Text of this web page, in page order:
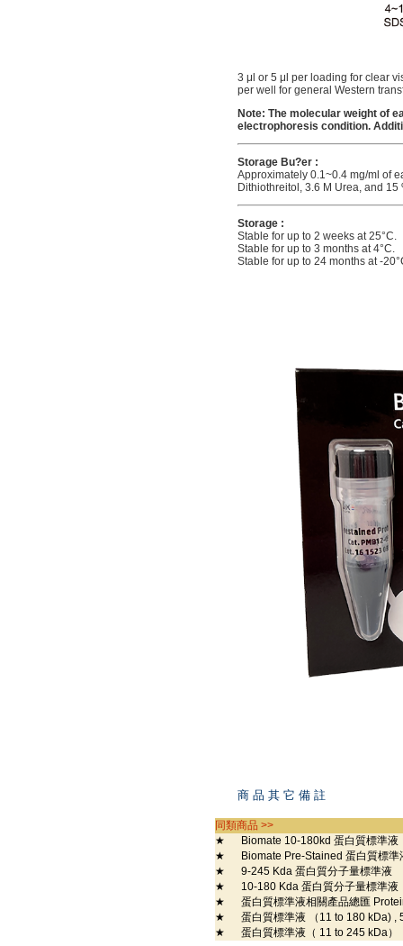
3 μl or 5 μl per loading for clear
per well for general Western
Note: The molecular weight of
electrophoresis condition.
Storage Bu?er :
Approximately 0.1~0.4 mg/ml of
Dithiothreitol, 3.6 M Urea, and 15
Storage :
Stable for up to 2 weeks at 25°C.
Stable for up to 3 months at 4°C.
Stable for up to 24 months at -
商 品 其 它 備 註
同類商品 >>
★
Biomate 10-180kd 蛋白質標準液
★
Biomate Pre-Stained 蛋白質標準
★
9-245 Kda 蛋白質分子量標準液
★
10-180 Kda 蛋白質分子量標準液
★
蛋白質標準液相關產品總匯
★
蛋白質標準液 （11 to 180 kDa) ,
★
蛋白質標準液（ 11 to 245 kDa）